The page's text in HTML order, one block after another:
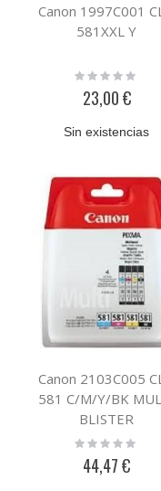
Canon 1997C001
581XXL Y
Rating:
23,00 €
Sin existencias
Canon 2103C005
581 C/M/Y/BK
BLISTER
Rating:
44,47 €